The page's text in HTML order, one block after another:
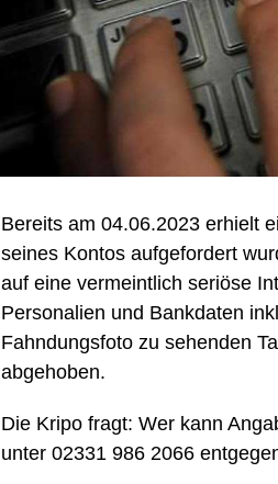
Bereits am 04.06.2023 erhielt
seines Kontos aufgefordert
auf eine vermeintlich seriöse
Personalien und Bankdaten
Fahndungsfoto zu sehenden
abgehoben.
Die Kripo fragt: Wer kann
unter 02331 986 2066